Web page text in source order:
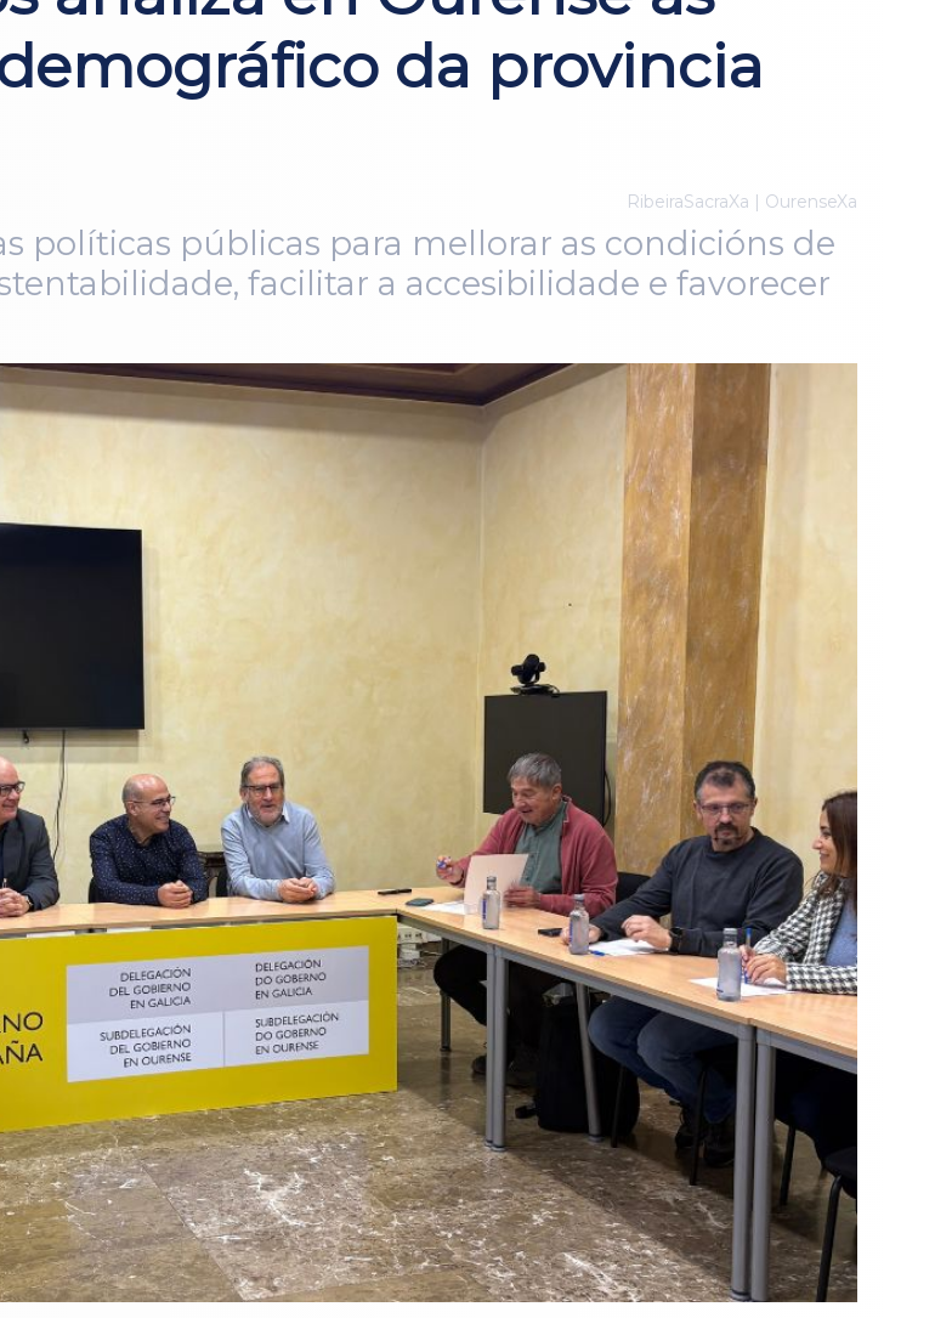
da provincia
RibeiraSacraXa | OurenseXa
políticas públicas para mellorar as condicións de
facilitar a accesibilidade e favorecer